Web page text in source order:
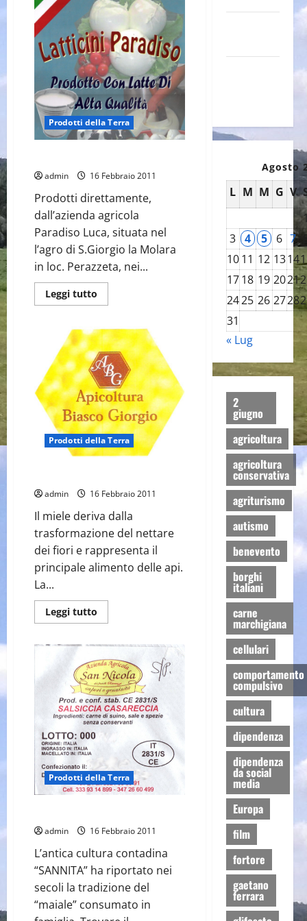
Prodotti della Terra
admin 16 Febbraio 2011
Prodotti direttamente,
dall’azienda agricola
Paradiso Luca, situata nel
l’agro di S.Giorgio la Molara
in loc. Perazzeta, nei...
Leggi tutto
di
Latticini
Paradiso
Prodotti della Terra
admin 16 Febbraio 2011
Il miele deriva dalla
trasformazione del nettare
dei fiori e rappresenta il
principale alimento delle api.
La...
Leggi tutto
di
Il
miele
Prodotti della Terra
admin 16 Febbraio 2011
L’antica cultura contadina
“SANNITA” ha riportato nei
secoli la tradizione del
“maiale” consumato in
Agosto
L M M G V
3 4 5 6 7
10 11 12 1314
17 18 19 2021
2425 26 2728
31
« Lug
2
giugno
agricoltura
agricoltura
conservativa
agriturismo
autismo
benevento
borghi
italiani
carne
marchigiana
cellulari
comportamento
compulsivo
cultura
dipendenza
dipendenza
da social
media
Europa
film
fortore
gaetano
ferrara